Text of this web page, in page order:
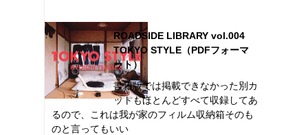
ROADSIDE LIBRARY vol.004
TOKYO STYLE（PDFフォーマ
ット）
書籍版では掲載できなかった別カ
ットもほとんどすべて収録してあ
るので、これは我が家のフィルム収納箱そのも
のと言ってもいい